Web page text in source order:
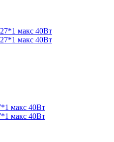
макс 40Вт
макс 40Вт
макс 40Вт
макс 40Вт